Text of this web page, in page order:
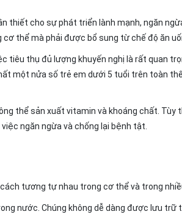
thiết cho sự phát triển lành mạnh, ngăn
thể mà phải được bổ sung từ chế độ ăn
tiêu thụ đủ lượng khuyến nghị là rất quan
một nửa số trẻ em dưới 5 tuổi trên toàn
thể sản xuất vitamin và khoáng chất. Tùy
ngăn ngừa và chống lại bệnh tật.
tương tự nhau trong cơ thể và trong
nước. Chúng không dễ dàng được lưu trữ